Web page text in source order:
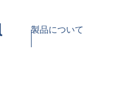
製品について